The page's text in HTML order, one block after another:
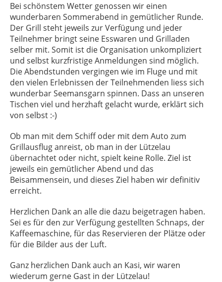
Bei schönstem Wetter genossen wir einen
wunderbaren Sommerabend in gemütlicher Runde.
Der Grill steht jeweils zur Verfügung und jeder
Teilnehmer bringt seine Esswaren und Grilladen
selber mit. Somit ist die Organisation unkompliziert
und selbst kurzfristige Anmeldungen sind möglich.
Die Abendstunden vergingen wie im Fluge und mit
den vielen Erlebnissen der Teilnehmenden liess sich
wunderbar Seemansgarn spinnen. Dass an unseren
Tischen viel und herzhaft gelacht wurde, erklärt sich
von selbst :-)
Ob man mit dem Schiff oder mit dem Auto zum
Grillausflug anreist, ob man in der Lützelau
übernachtet oder nicht, spielt keine Rolle. Ziel ist
jeweils ein gemütlicher Abend und das
Beisammensein, und dieses Ziel haben wir definitiv
erreicht.
Herzlichen Dank an alle die dazu beigetragen haben.
Sei es für den zur Verfügung gestellten Schnaps, der
Kaffeemaschine, für das Reservieren der Plätze oder
für die Bilder aus der Luft.
Ganz herzlichen Dank auch an Kasi, wir waren
wiederum gerne Gast in der Lützelau!